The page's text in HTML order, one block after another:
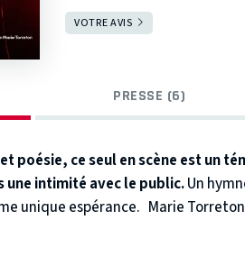
VOTRE AVIS
PRESSE (6)
poésie, ce seul en scène est un
une intimité avec le public.Un
unique espérance. Marie
résistante française transférée
des moments à fleur de